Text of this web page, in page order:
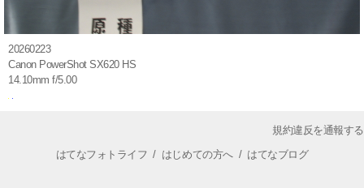
20260223
Canon PowerShot SX620 HS
14.10mm f/5.00
規約違反を通報する
はてなフォトライフ / はじめての方へ/ はてなブログ